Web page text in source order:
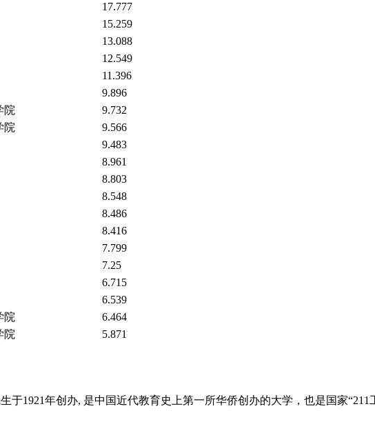
17.777
15.259
13.088
12.549
11.396
9.896
院
9.732
院
9.566
9.483
8.961
8.803
8.548
8.486
8.416
7.799
7.25
6.715
6.539
院
6.464
院 5.871
于1921年创办, 是中国近代教育史上第一所华侨创办的大学，也是国家